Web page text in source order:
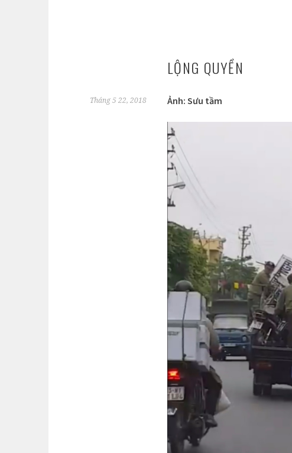
LỘNG QUYỀN
Tháng 5 22, 2018 Ảnh: Sưu tầm